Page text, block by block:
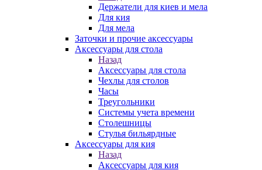
Держатели для киев и мела
Для кия
Для мела
Заточки и прочие аксессуары
Аксессуары для стола
Назад
Аксессуары для стола
Чехлы для столов
Часы
Треугольники
Системы учета времени
Столешницы
Стулья бильярдные
Аксессуары для кия
Назад
Аксессуары для кия